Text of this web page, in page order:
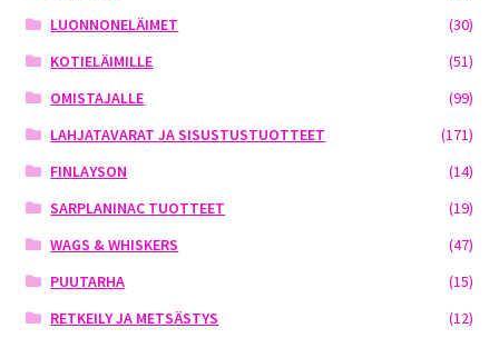
LUONNONELÄIMET
(30)
KOTIELÄIMILLE
(51)
OMISTAJALLE
(99)
LAHJATAVARAT JA SISUSTUSTUOTTEET
(171)
FINLAYSON
(14)
SARPLANINAC TUOTTEET
(19)
WAGS & WHISKERS
(47)
PUUTARHA
(15)
RETKEILY JA METSÄSTYS
(12)